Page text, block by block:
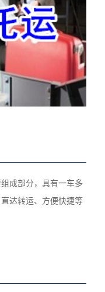
成部分，具有一车多
达转运、方便快捷等